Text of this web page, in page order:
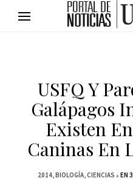
USFQ Y
Galápagos
Existen
Caninas En
2014 BIOLOGÍA CIENCIAS EN